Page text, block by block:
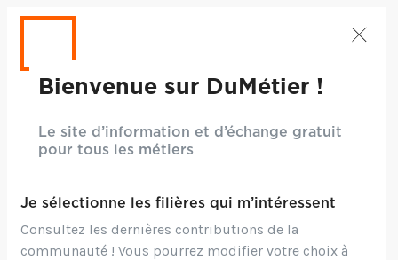
Crédits: RESEAU CANOPE
Bienvenue sur DuMétier !
Le site d’information et d’échange gratuit
pour tous les métiers
Je sélectionne les filières qui m’intéressent
Consultez les dernières contributions de la
communauté ! Vous pourrez modifier votre choix à